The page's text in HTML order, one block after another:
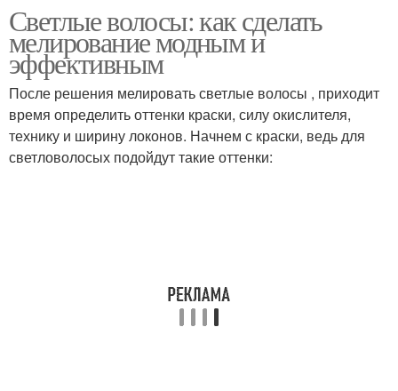
мелирования
мелирования
Материал для
мелирования
Мелирования на
короткие волосы
Светлые волосы: как сделать
мелирование модным и
эффективным
После решения мелировать светлые волосы , приходит
время определить оттенки краски, силу окислителя,
технику и ширину локонов. Начнем с краски, ведь для
светловолосых подойдут такие оттенки: